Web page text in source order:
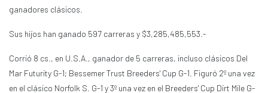
ganadores clásicos.
Sus hijos han ganado 597 carreras y $3,285,485,553.-
Corrió 8 cs., en U.S.A., ganador de 5 carreras, incluso clásicos Del
Mar Futurity G-1; Bessemer Trust Breeders' Cup G-1. Figuró 2º una vez
en el clásico Norfolk S. G-1 y 3º una vez en el Breeders' Cup Dirt Mile G-